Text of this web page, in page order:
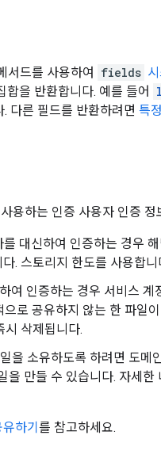
서드를 사용하여 fields
합을 반환합니다. 예를 들어
다른 필드를 반환하려면 특
용하는 인증 사용자 인증
대신하여 인증하는 경우
. 스토리지 한도를 사용합니
여 인증하는 경우 서비스
로 공유하지 않는 한 파일
시 삭제됩니다.
을 소유하도록 하려면 도
을 만들 수 있습니다. 자세한
하기 를 참고하세요.